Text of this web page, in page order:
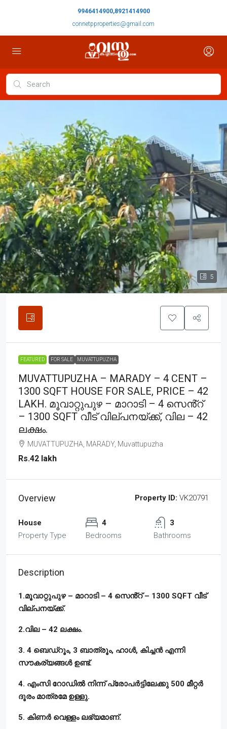
9946414900,8921414900
connetpproperties@gmail.com
5
FEATURED FOR SALE MUVATTUPUZHA
MUVATTUPUZHA – MARADY – 4 CENT –
1300 SQFT HOUSE FOR SALE, PRICE – 42
LAKH. മൂവാറ്റുപുഴ – മാറാടി – 4 സെൻ്റ്
– 1300 SQFT വീട് വില്പനയ്ക്ക്, വില – 42
ലക്ഷം.
MUVATTUPUZHA, MARADY, Muvattupuzha
Rs.42 lakh
Overview Property ID: VK20791
House
Property Type
4
Bedrooms
3
Bathrooms
Description
1.മൂവാറ്റുപുഴ – മാറാടി – 4 സെൻ്റ് – 1300 SQFT വീട്
വില്പനയ്ക്ക്.
2.വില – 42 ലക്ഷം.
3. 4 ബെഡ്‌റൂം, 3 ബാത്രൂം, ഹാൾ, കിച്ചൻ എന്നി
സൗകര്യങ്ങൾ ഉണ്ട്.
4. എംസി റോഡിൽ നിന്ന് പ്രോപർട്ടിലേക്കു 500 മീറ്റർ
ദൂരം മാത്രമേ ഉള്ളു.
5. കിണർ വെള്ളം ലഭ്യമാണ്.